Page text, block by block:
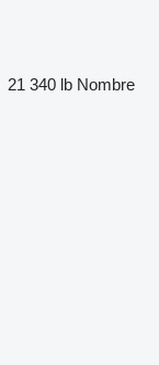
21 340 lb Nombre